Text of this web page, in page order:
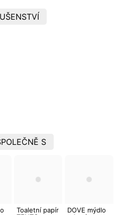
S
Toaletní papír
DOVE mýdlo